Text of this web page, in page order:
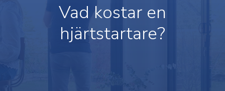
Vad kostar en
hjärtstartare?